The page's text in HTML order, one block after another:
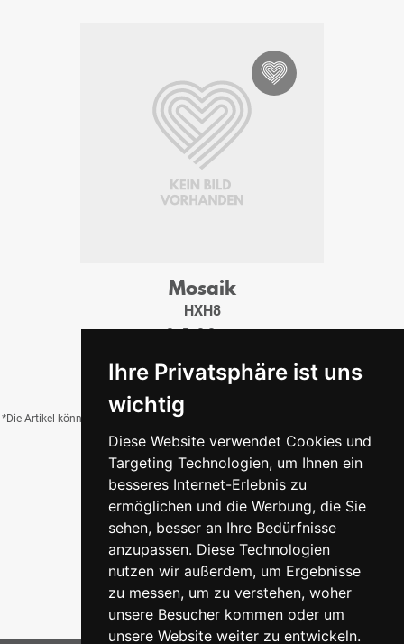
Ihre Privatsphäre ist uns
wichtig
Diese Website verwendet Cookies und
Targeting Technologien, um Ihnen ein
besseres Internet-Erlebnis zu
ermöglichen und die Werbung, die Sie
sehen, besser an Ihre Bedürfnisse
anzupassen. Diese Technologien
nutzen wir außerdem, um Ergebnisse
zu messen, um zu verstehen, woher
unsere Besucher kommen oder um
unsere Website weiter zu entwickeln.
Mosaik
HXH8
2x5x0,8 cm
*Die Artikel können durch Belichtung, Charge, Brand, Formate und weitere Einflüsse
von der Abbildung abweichen.